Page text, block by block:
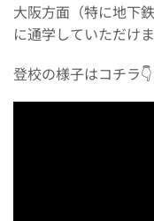
大阪方面（特に地下
に通学していただけ
登校の様子はコチラ👇